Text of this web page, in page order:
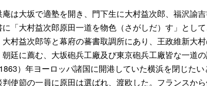
は大坂で適塾を開き、門下生に大村益次郎、福沢諭
「大村益次郎原田一道を物色（さがしだ）す」とし
村益次郎等と幕府の蕃書取調所にあり、王政維新大
廷に薦む、大坂砲兵工廠及び東京砲兵工廠皆な一道
）年ヨーロッパ諸国に開港していた横浜を閉じた
使節の一員に原田は選ばれ、渡欧した。フランスか